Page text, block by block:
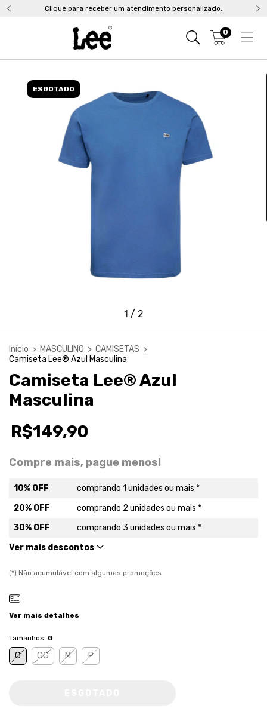
Clique para receber um atendimento personalizado.
0
ESGOTADO
1 / 2
Início > MASCULINO > CAMISETAS >
Camiseta Lee® Azul Masculina
Camiseta Lee® Azul
Masculina
R$149,90
Compre mais, pague menos!
10% OFF
comprando 1 unidades ou mais *
20% OFF
comprando 2 unidades ou mais *
30% OFF
comprando 3 unidades ou mais *
Ver mais descontos
(*) Não acumulável com algumas promoções
Ver mais detalhes
Tamanhos: G
G GG M P